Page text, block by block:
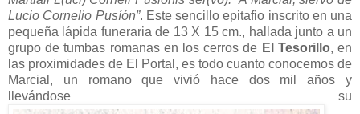
Lucio Cornelio Pusíón”. Este sencillo epitafio inscrito en una
pequeña lápida funeraria de 13 X 15 cm., hallada junto a un
grupo de tumbas romanas en los cerros de El Tesorillo, en
las proximidades de El Portal, es todo cuanto conocemos de
Marcial, un romano que vivió hace dos mil años y
llevándose su